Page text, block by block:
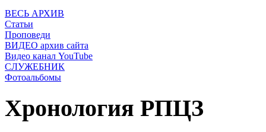
ВЕСЬ АРХИВ
Статьи
Проповеди
ВИДЕО архив сайта
Видео канал YouTube
СЛУЖЕБНИК
Фотоальбомы
Хронология РПЦЗ